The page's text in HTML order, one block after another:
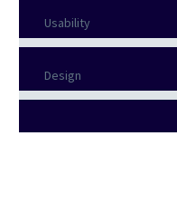
Usability
Design